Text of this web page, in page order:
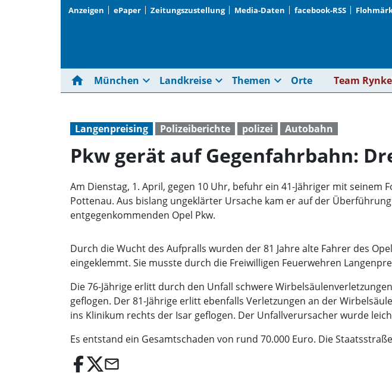
Anzeigen ePaper Zeitungszustellung Media-Daten facebook-RSS
Pkw
home München expand_more Landkreise expand_more Themen expand_more Orte Team
Langenpreising Polizeiberichte polizei Autobahn
Pkw gerät auf Gegenfahrbahn:
Am Dienstag, 1. April, gegen 10 Uhr, befuhr ein 41-Jähriger mit
Pottenau. Aus bislang ungeklärter Ursache kam er auf der
entgegenkommenden Opel Pkw.
Durch die Wucht des Aufpralls wurden der 81 Jahre alte Fahrer des
eingeklemmt. Sie musste durch die Freiwilligen Feuerwehren
Die 76-Jährige erlitt durch den Unfall schwere
geflogen. Der 81-Jährige erlitt ebenfalls Verletzungen an der
ins Klinikum rechts der Isar geflogen. Der Unfallverursacher wurde
Es entstand ein Gesamtschaden von rund 70.000 Euro. Die
email